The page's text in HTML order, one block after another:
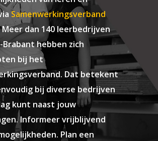
Samenwerkingsverband
Meer dan 140 leerbedrijven
Brabant hebben zich
bij het
Dat betekent
bij diverse bedrijven
kunt naast jouw
Informeer vrijblijvend
Plan een